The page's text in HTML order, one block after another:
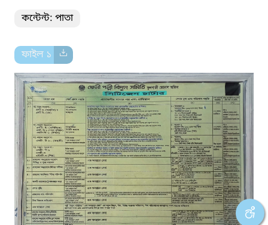
কন্টেন্ট: পাতা
ফাইল ১